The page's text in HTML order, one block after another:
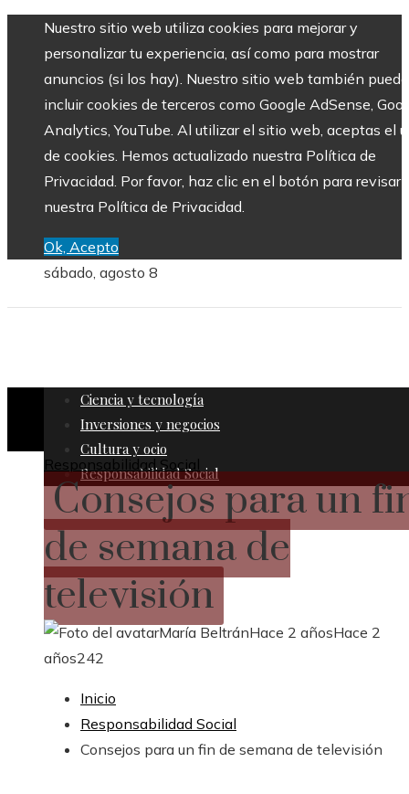
Nuestro sitio web utiliza cookies para mejorar y
personalizar tu experiencia, así como para mostrar
anuncios (si los hay). Nuestro sitio web también puede
incluir cookies de terceros como Google AdSense,
Analytics, YouTube. Al utilizar el sitio web, aceptas el
de cookies. Hemos actualizado nuestra Política de
Privacidad. Por favor, haz clic en el botón para revisar
nuestra Política de Privacidad.
Ok, Acepto
sábado, agosto 8
Ciencia y tecnología
Inversiones y negocios
Cultura y ocio
Responsabilidad Social
Responsabilidad Social
Consejos para un
de semana de
televisión
María BeltránHace 2 añosHace 2
años242
Inicio
Responsabilidad Social
Consejos para un fin de semana de televisión